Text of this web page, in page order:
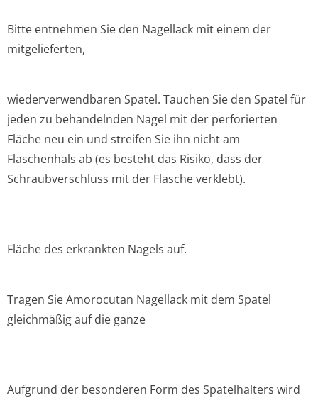
Bitte entnehmen Sie den Nagellack mit einem der
mitgelieferten,
wiederverwendbaren Spatel. Tauchen Sie den Spatel für
jeden zu behandelnden Nagel mit der perforierten
Fläche neu ein und streifen Sie ihn nicht am
Flaschenhals ab (es besteht das Risiko, dass der
Schraubverschluss mit der Flasche verklebt).
Fläche des erkrankten Nagels auf.
Tragen Sie Amorocutan Nagellack mit dem Spatel
gleichmäßig auf die ganze
Aufgrund der besonderen Form des Spatelhalters wird